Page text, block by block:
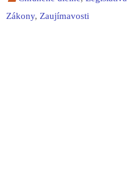
Zákony, Zaujímavosti